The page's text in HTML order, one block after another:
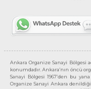
Ankara Organize Sanayi Bölgesi
konumdadır. Ankara’nın öncü
Sanayi Bölgesi 1967’den bu
Organize Sanayi Ankara